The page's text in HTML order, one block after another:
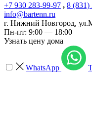
+7 930 283-99-97 , 8 (831)
info@bartenn.ru
г. Нижний Новгород,
Пн-пт: 9:00 — 18:00
Узнать цену дома
WhatsApp